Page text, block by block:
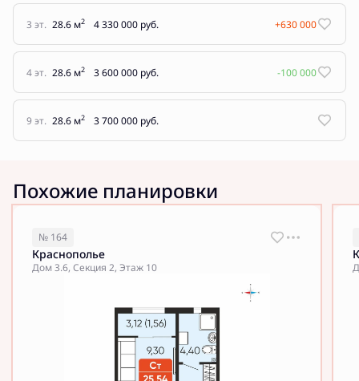
3 эт. 28.6 м2 4 330 000 руб. +630 000
4 эт. 28.6 м2 3 600 000 руб. -100 000
9 эт. 28.6 м2 3 700 000 руб.
Похожие планировки
№ 164
Краснополье
Дом 3.6, Секция 2, Этаж 10